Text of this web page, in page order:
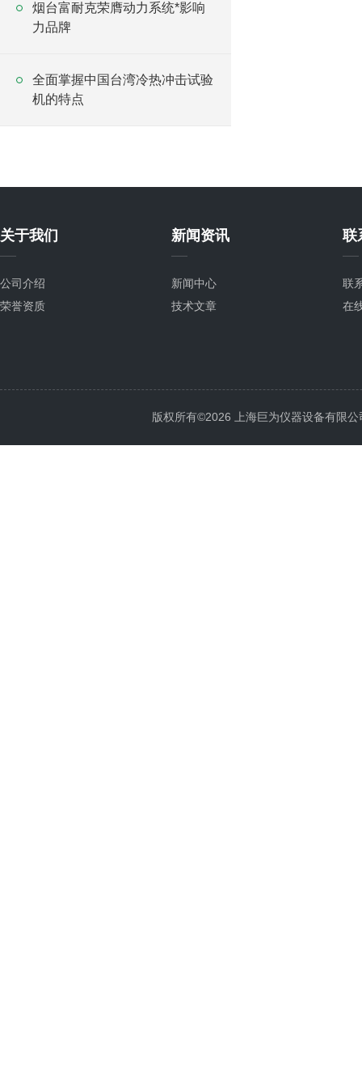
烟台富耐克荣膺动力系统*影响
力品牌
全面掌握中国台湾冷热冲击试验
机的特点
关于我们
公司介绍
荣誉资质
新闻资讯
新闻中心
技术文章
联
联
在
版权所有©2026 上海巨为仪器设备有限